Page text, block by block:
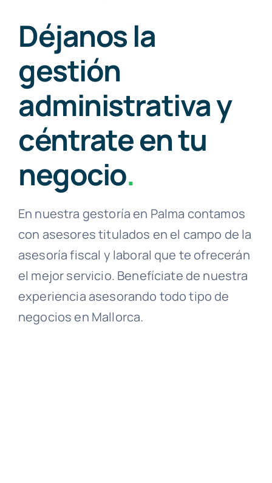
Déjanos la
gestión
administrativa y
céntrate en tu
negocio.
En nuestra gestoría en Palma contamos
con asesores titulados en el campo de la
asesoría fiscal y laboral que te ofrecerán
el mejor servicio. Benefíciate de nuestra
experiencia asesorando todo tipo de
negocios en Mallorca.